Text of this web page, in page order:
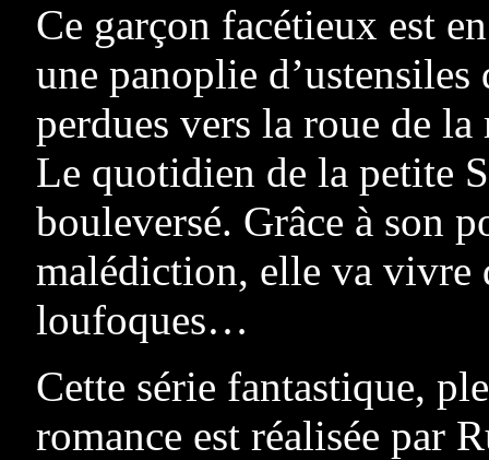
Ce garçon facétieux est
une panoplie
perdues vers la roue de
Le quotidien de la petite
bouleversé. Grâce à son
malédiction, elle va vivre
loufoques…
Cette série fantastique,
romance est réalisée par